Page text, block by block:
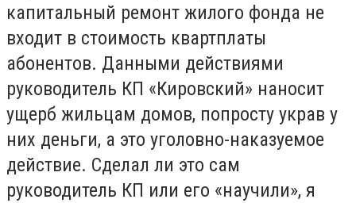
капитальный ремонт жилого фонда не
входит в стоимость квартплаты
абонентов. Данными действиями
руководитель КП «Кировский» наносит
ущерб жильцам домов, попросту украв у
них деньги, а это уголовно-наказуемое
действие. Сделал ли это сам
руководитель КП или его «научили», я